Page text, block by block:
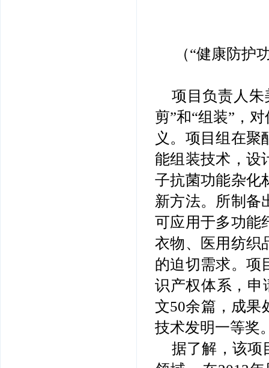
（“健康防
项目负责人
剪”和“组装”，
义。项目组在
能组装技术，设
子抗菌功能杂化
新方法。所制备
可应用于多功能
衣物、医用纺织
的迫切需求。项
识产权体系，申
文50余篇，成果
技术发明一等奖
据了解，该项